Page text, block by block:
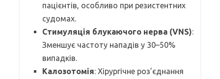
пацієнтів, особливо при резистентних
судомах.
Стимуляція блукаючого нерва (VNS):
Зменшує частоту нападів у 30–50%
випадків.
Калозотомія: Хірургічне роз’єднання